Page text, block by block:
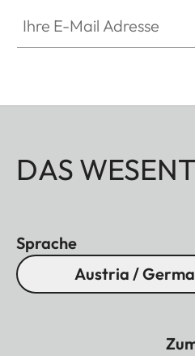
DAS
Sprache
Austria /